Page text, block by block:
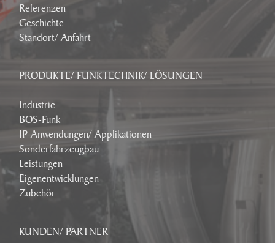
Referenzen
Geschichte
Standort/ Anfahrt
PRODUKTE/ FUNKTECHNIK/ LÖSUNGEN
Industrie
BOS-Funk
IP Anwendungen/ Applikationen
Sonderfahrzeugbau
Leistungen
Eigenentwicklungen
Zubehör
KUNDEN/ PARTNER